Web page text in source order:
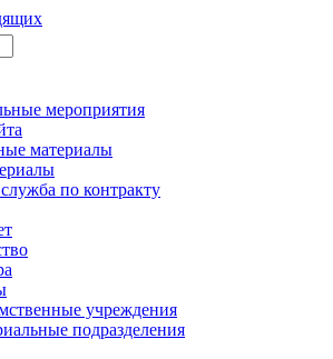
мероприятия
материалы
по контракту
учреждения
подразделения